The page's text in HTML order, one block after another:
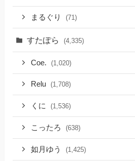
まるぐり (71)
すたぽら (4,335)
Coe. (1,020)
Relu (1,708)
くに (1,536)
こったろ (638)
如月ゆう (1,425)